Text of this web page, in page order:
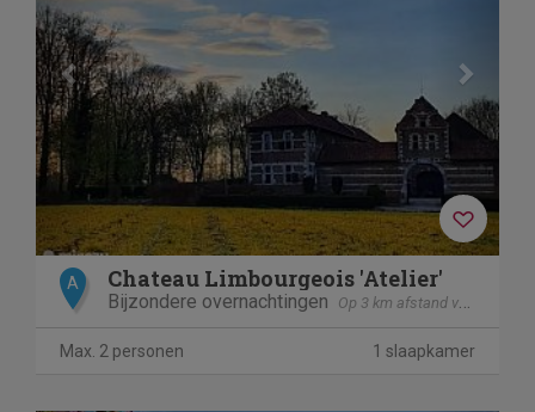
A Chateau Limbourgeois 'Atelier'
Bijzondere overnachtingen Op 3 km afstand van Elsloo
Max. 2 personen 1 slaapkamer